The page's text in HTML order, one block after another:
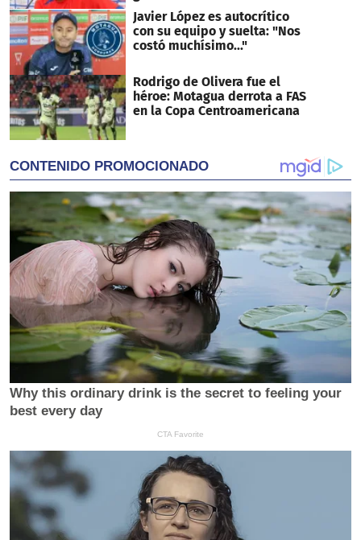
Javier López es autocrítico
con su equipo y suelta: "Nos
costó muchísimo..."
Rodrigo de Olivera fue el
héroe: Motagua derrota a FAS
en la Copa Centroamericana